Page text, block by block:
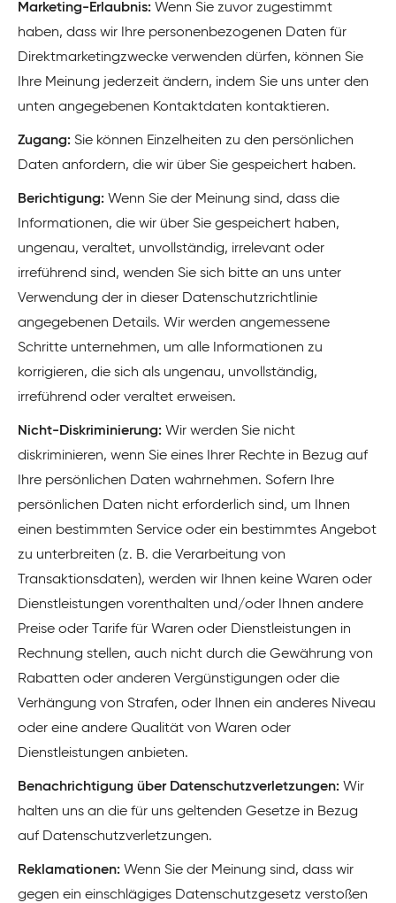
Marketing-Erlaubnis: Wenn Sie zuvor zugestimmt
haben, dass wir Ihre personenbezogenen Daten für
Direktmarketingzwecke verwenden dürfen, können Sie
Ihre Meinung jederzeit ändern, indem Sie uns unter den
unten angegebenen Kontaktdaten kontaktieren.
Zugang: Sie können Einzelheiten zu den persönlichen
Daten anfordern, die wir über Sie gespeichert haben.
Berichtigung: Wenn Sie der Meinung sind, dass die
Informationen, die wir über Sie gespeichert haben,
ungenau, veraltet, unvollständig, irrelevant oder
irreführend sind, wenden Sie sich bitte an uns unter
Verwendung der in dieser Datenschutzrichtlinie
angegebenen Details. Wir werden angemessene
Schritte unternehmen, um alle Informationen zu
korrigieren, die sich als ungenau, unvollständig,
irreführend oder veraltet erweisen.
Nicht-Diskriminierung: Wir werden Sie nicht
diskriminieren, wenn Sie eines Ihrer Rechte in Bezug auf
Ihre persönlichen Daten wahrnehmen. Sofern Ihre
persönlichen Daten nicht erforderlich sind, um Ihnen
einen bestimmten Service oder ein bestimmtes Angebot
zu unterbreiten (z. B. die Verarbeitung von
Transaktionsdaten), werden wir Ihnen keine Waren oder
Dienstleistungen vorenthalten und/oder Ihnen andere
Preise oder Tarife für Waren oder Dienstleistungen in
Rechnung stellen, auch nicht durch die Gewährung von
Rabatten oder anderen Vergünstigungen oder die
Verhängung von Strafen, oder Ihnen ein anderes Niveau
oder eine andere Qualität von Waren oder
Dienstleistungen anbieten.
Benachrichtigung über Datenschutzverletzungen: Wir
halten uns an die für uns geltenden Gesetze in Bezug
auf Datenschutzverletzungen.
Reklamationen: Wenn Sie der Meinung sind, dass wir
gegen ein einschlägiges Datenschutzgesetz verstoßen